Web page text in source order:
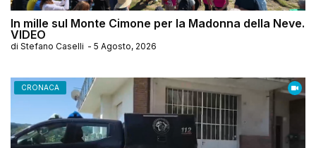
In mille sul Monte Cimone per la Madonna della Neve.
VIDEO
di Stefano Caselli - 5 Agosto, 2026
CRONACA